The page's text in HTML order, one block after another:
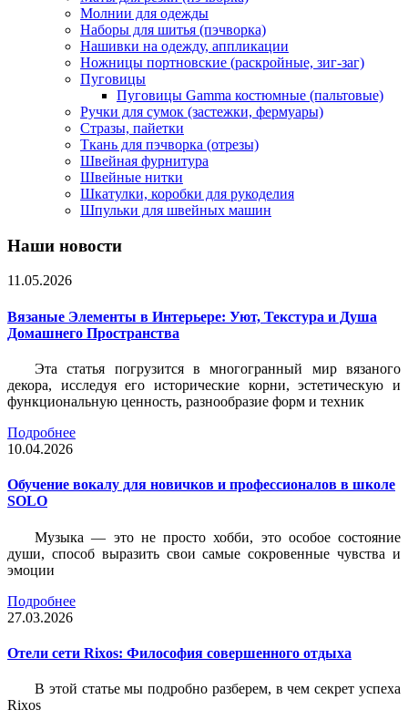
Молнии для одежды
Наборы для шитья (пэчворка)
Нашивки на одежду, аппликации
Ножницы портновские (раскройные, зиг-заг)
Пуговицы
Пуговицы Gamma костюмные (пальтовые)
Ручки для сумок (застежки, фермуары)
Стразы, пайетки
Ткань для пэчворка (отрезы)
Швейная фурнитура
Швейные нитки
Шкатулки, коробки для рукоделия
Шпульки для швейных машин
Наши новости
11.05.2026
Вязаные Элементы в Интерьере: Уют, Текстура и Душа
Домашнего Пространства
Эта статья погрузится в многогранный мир вязаного
декора, исследуя его исторические корни, эстетическую и
функциональную ценность, разнообразие форм и техник
Подробнее
10.04.2026
Обучение вокалу для новичков и профессионалов в школе
SOLO
Музыка — это не просто хобби, это особое состояние
души, способ выразить свои самые сокровенные чувства и
эмоции
Подробнее
27.03.2026
Отели сети Rixos: Философия совершенного отдыха
В этой статье мы подробно разберем, в чем секрет успеха
Rixos